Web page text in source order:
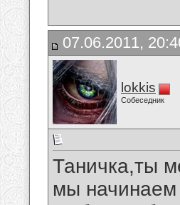
07.06.2011,
lokkis
Собеседник
Таничка,ты
мы начинаем